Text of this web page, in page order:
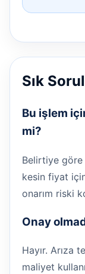
Sık
Bu işlem
mi?
Belirtiye göre
kesin fiyat
onarım riski
Onay
Hayır. Arıza
maliyet